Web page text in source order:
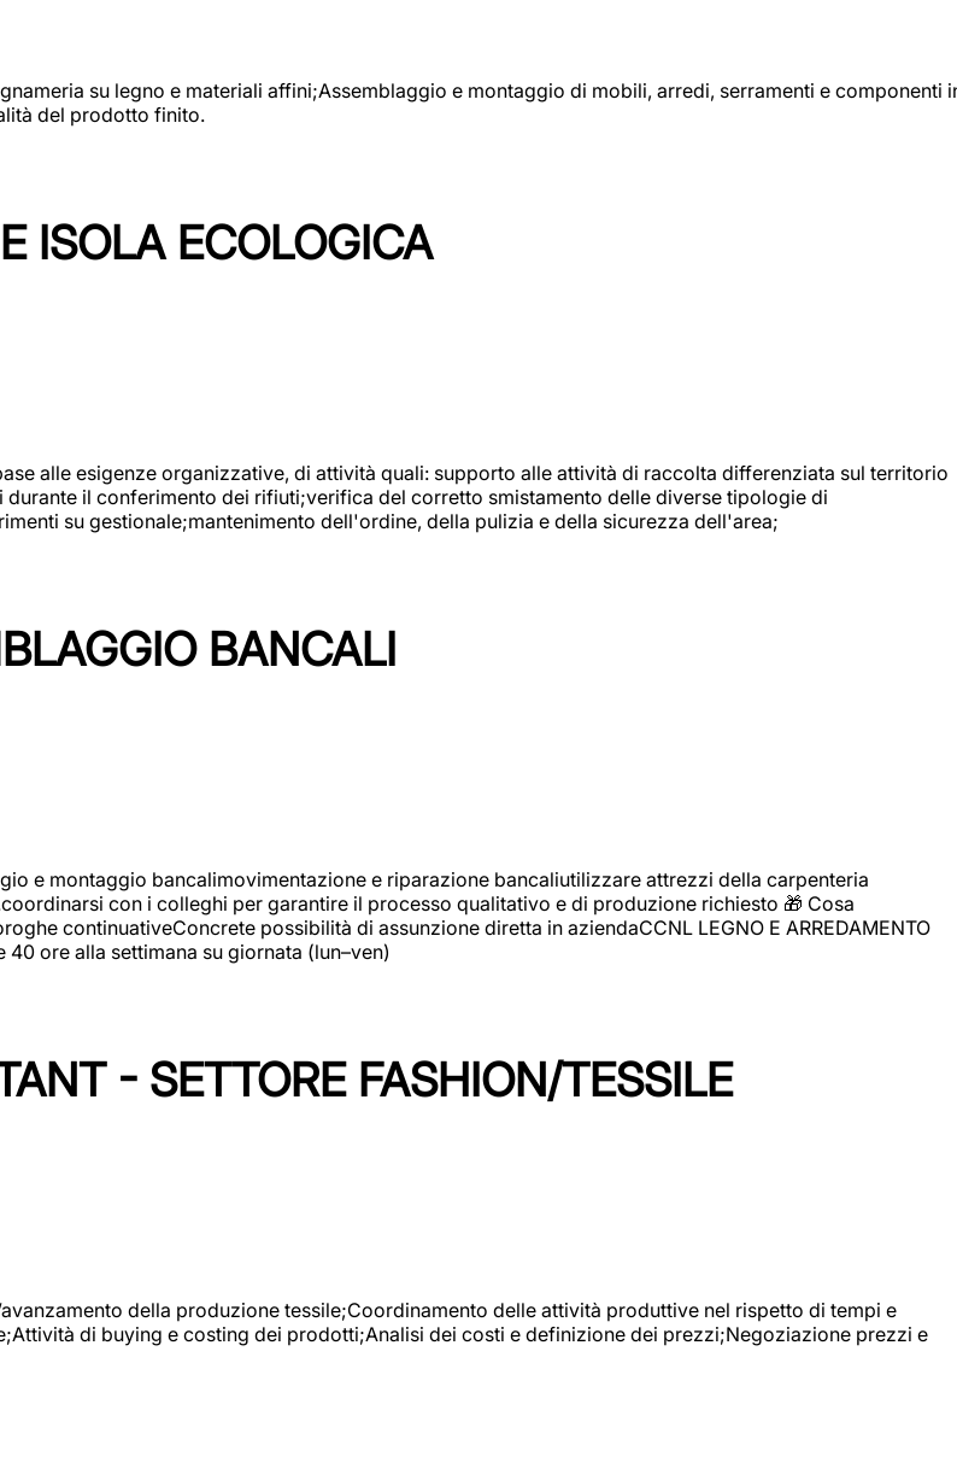
su legno e materiali affini;Assemblaggio e montaggio di mobili, arredi, serramenti e componenti
del prodotto finito.
ISOLA ECOLOGICA
alle esigenze organizzative, di attività quali: supporto alle attività di raccolta differenziata sul territorio
il conferimento dei rifiuti;verifica del corretto smistamento delle diverse tipologie di
su gestionale;mantenimento dell'ordine, della pulizia e della sicurezza dell'area;
BANCALI
e montaggio bancalimovimentazione e riparazione bancaliutilizzare attrezzi della carpenteria
con i colleghi per garantire il processo qualitativo e di produzione richiesto 🎁 Cosa
continuativeConcrete possibilità di assunzione diretta in aziendaCCNL LEGNO E ARREDAMENTO
ore alla settimana su giornata (lun–ven)
- SETTORE FASHION/TESSILE
della produzione tessile;Coordinamento delle attività produttive nel rispetto di tempi e
di buying e costing dei prodotti;Analisi dei costi e definizione dei prezzi;Negoziazione prezzi e